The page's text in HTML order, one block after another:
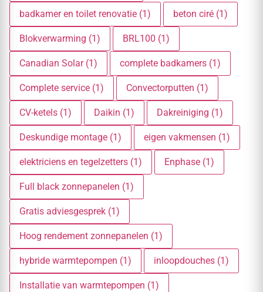
badkamer en toilet renovatie (1) beton ciré (1)
Blokverwarming (1) BRL100 (1)
Canadian Solar (1) complete badkamers (1)
Complete service (1) Convectorputten (1)
CV-ketels (1) Daikin (1) Dakreiniging (1)
Deskundige montage (1) eigen vakmensen (1)
elektriciens en tegelzetters (1) Enphase (1)
Full black zonnepanelen (1)
Gratis adviesgesprek (1)
Hoog rendement zonnepanelen (1)
hybride warmtepompen (1) inloopdouches (1)
Installatie van warmtepompen (1)